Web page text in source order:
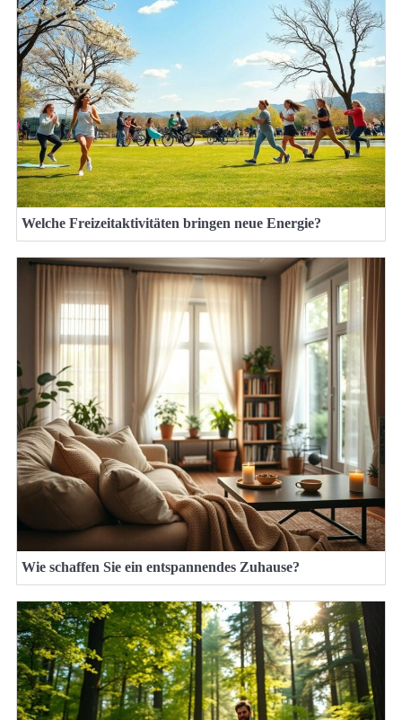
Welche Freizeitaktivitäten bringen neue Energie?
Wie schaffen Sie ein entspannendes Zuhause?